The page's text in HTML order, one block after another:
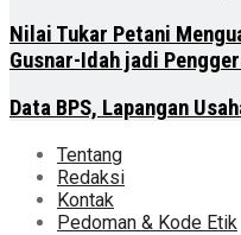
Nilai Tukar Petani
Gusnar-Idah jadi
Data BPS, Lapangan
Tentang
Redaksi
Kontak
Pedoman & Kode Etik